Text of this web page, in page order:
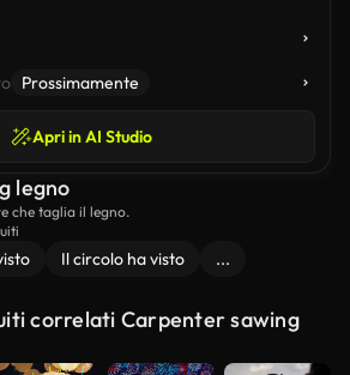
Prossimamente
Apri in AI Studio
legno
che taglia il legno.
Il circolo ha visto ...
correlati Carpenter sawing